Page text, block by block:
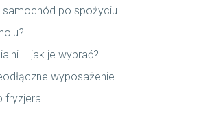
po spożyciu
– jak je wybrać?
wyposażenie
fryzjera